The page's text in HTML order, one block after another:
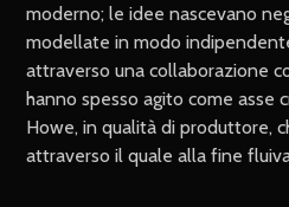
moderno; le idee nascevano
modellate in modo
attraverso una collaborazione
hanno spesso agito come asse
Howe, in qualità di produttore,
attraverso il quale alla fine